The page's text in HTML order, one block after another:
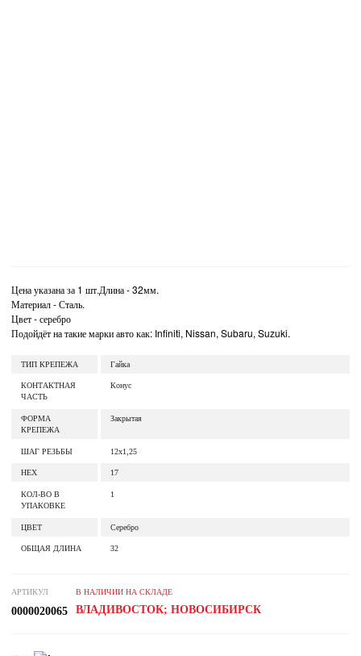
Цена указана за 1 шт.Длина - 32мм.
Материал - Сталь.
Цвет - серебро
Подойдёт на такие марки авто как: Infiniti, Nissan, Subaru, Suzuki.
ТИП КРЕПЕЖА Гайка
КОНТАКТНАЯ
ЧАСТЬ
Конус
ФОРМА
КРЕПЕЖА
Закрытая
ШАГ РЕЗЬБЫ 12x1,25
HEX 17
КОЛ-ВО В
УПАКОВКЕ
1
ЦВЕТ Серебро
ОБЩАЯ ДЛИНА 32
АРТИКУЛ
0000020065
В НАЛИЧИИ НА СКЛАДЕ
ВЛАДИВОСТОК; НОВОСИБИРСК